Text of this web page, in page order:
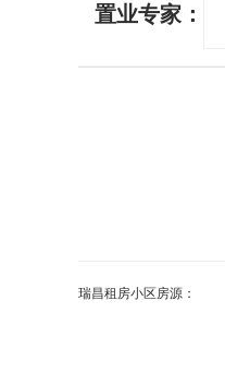
置业专家：
瑞昌租房小区房源：